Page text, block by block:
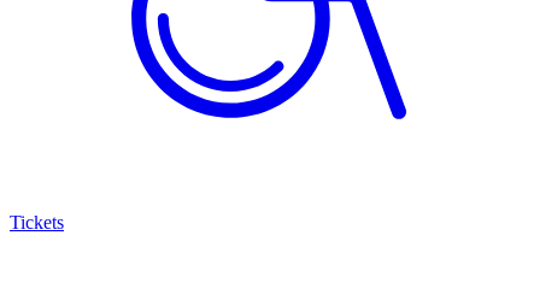
Tickets